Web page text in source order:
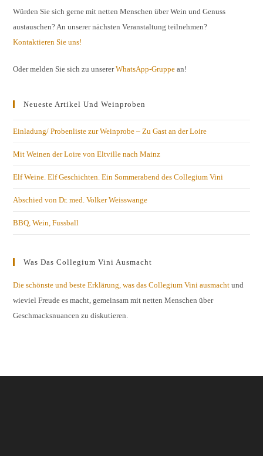
Würden Sie sich gerne mit netten Menschen über Wein und Genuss
austauschen? An unserer nächsten Veranstaltung teilnehmen?
Kontaktieren Sie uns!
Oder melden Sie sich zu unsererWhatsApp-Gruppe an!
Neueste Artikel Und Weinproben
Einladung/ Probenliste zur Weinprobe – Zu Gast an der Loire
Mit Weinen der Loire von Eltville nach Mainz
Elf Weine. Elf Geschichten. Ein Sommerabend des Collegium Vini
Abschied von Dr. med. Volker Weisswange
BBQ, Wein, Fussball
Was Das Collegium Vini Ausmacht
Die schönste und beste Erklärung, was das Collegium Vini ausmacht und
wieviel Freude es macht, gemeinsam mit netten Menschen über
Geschmacksnuancen zu diskutieren.